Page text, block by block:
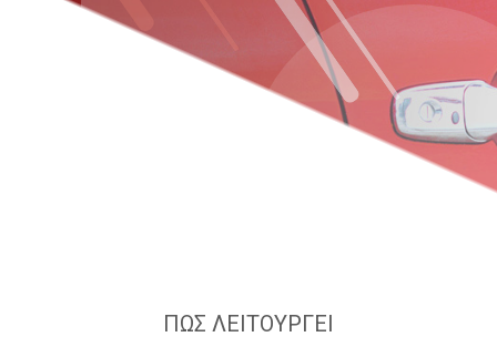
ΠΩΣ ΛΕΙΤΟΥΡΓΕΙ